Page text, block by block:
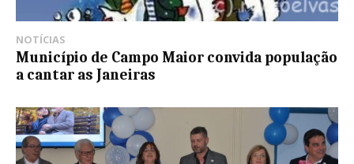
NOTÍCIAS
Município de Campo Maior convida população
a cantar as Janeiras